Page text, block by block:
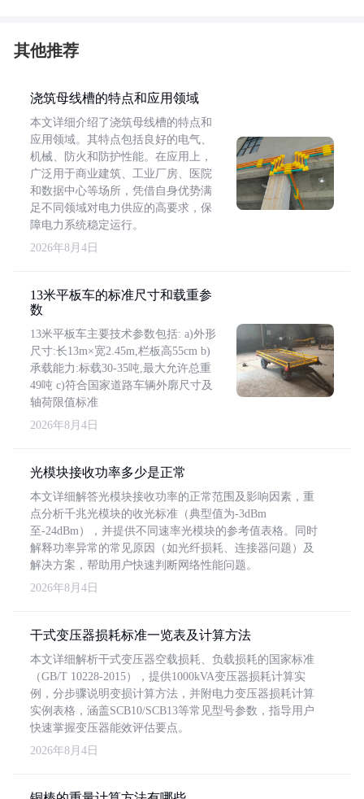
其他推荐
浇筑母线槽的特点和应用领域
本文详细介绍了浇筑母线槽的特点和
应用领域。其特点包括良好的电气、
机械、防火和防护性能。在应用上，
广泛用于商业建筑、工业厂房、医院
和数据中心等场所，凭借自身优势满
足不同领域对电力供应的高要求，保
障电力系统稳定运行。
2026年8月4日
13米平板车的标准尺寸和载重参
数
13米平板车主要技术参数包括: a)外形
尺寸:长13m×宽2.45m,栏板高55cm b)
承载能力:标载30-35吨,最大允许总重
49吨 c)符合国家道路车辆外廓尺寸及
轴荷限值标准
2026年8月4日
光模块接收功率多少是正常
本文详细解答光模块接收功率的正常范围及影响因素，重
点分析千兆光模块的收光标准（典型值为-3dBm
至-24dBm），并提供不同速率光模块的参考值表格。同时
解释功率异常的常见原因（如光纤损耗、连接器问题）及
解决方案，帮助用户快速判断网络性能问题。
2026年8月4日
干式变压器损耗标准一览表及计算方法
本文详细解析干式变压器空载损耗、负载损耗的国家标准
（GB/T 10228-2015），提供1000kVA变压器损耗计算实
例，分步骤说明变损计算方法，并附电力变压器损耗计算
实例表格，涵盖SCB10/SCB13等常见型号参数，指导用户
快速掌握变压器能效评估要点。
2026年8月4日